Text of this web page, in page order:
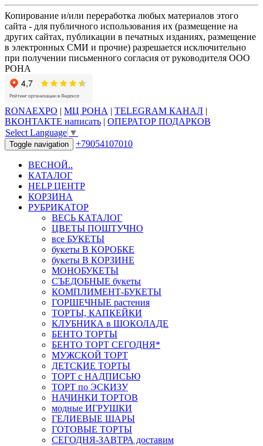
Копирование и/или переработка любых материалов этого
сайта - для публичного использования их (размещение на
других сайтах, публикации в печатных изданиях, размещение
в электронных СМИ и прочие) разрешается исключительно
при получении письменного согласия от руководителя ООО
РОНА
RONAEXPO | МЦ РОНА | TELEGRAM КАНАЛ |
ВКОНТАКТЕ написать | ОПЕРАТОР ПОДАРКОВ
Select Language ▼
Toggle navigation +79054107010
ВЕСНОЙ..
КАТАЛОГ
HELP ЦЕНТР
КОРЗИНА
РУБРИКАТОР
ВЕСЬ КАТАЛОГ
ЦВЕТЫ ПОШТУЧНО
все БУКЕТЫ
букеты В КОРОБКЕ
букеты В КОРЗИНЕ
МОНОБУКЕТЫ
СЪЕДОБНЫЕ букеты
КОМПЛИМЕНТ-БУКЕТЫ
ГОРШЕЧНЫЕ растения
ТОРТЫ, КАПКЕЙКИ
КЛУБНИКА в ШОКОЛАДЕ
БЕНТО ТОРТЫ
БЕНТО ТОРТ СЕГОДНЯ*
МУЖСКОЙ ТОРТ
ДЕТСКИЕ ТОРТЫ
ТОРТ с НАДПИСЬЮ
ТОРТ по ЭСКИЗУ
НАЧИНКИ ТОРТОВ
модные ИГРУШКИ
ГЕЛИЕВЫЕ ШАРЫ
ГОТОВЫЕ ТОРТЫ
СЕГОДНЯ-ЗАВТРА доставим